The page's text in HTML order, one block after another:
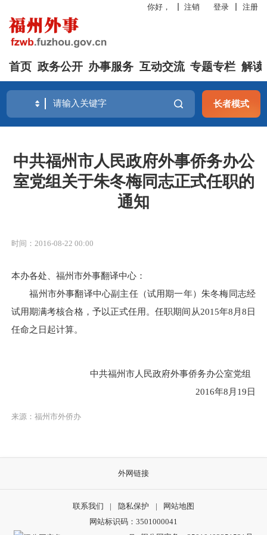
你好， 注销 登录 注册
首页 政务公开 办事服务 互动交流 专题专栏 解读
长者模式
中共福州市人民政府外事侨务办公
室党组关于朱冬梅同志正式任职的
通知
时间：2016-08-22 00:00
本办各处、福州市外事翻译中心：
福州市外事翻译中心副主任（试用期一年）朱冬梅同志经
试用期满考核合格，予以正式任用。任职期间从2015年8月8日
任命之日起计算。
中共福州市人民政府外事侨务办公室党组
2016年8月19日
来源：福州市外侨办
外网链接
联系我们 | 隐私保护 |
网站地图
网站标识码：3501000041